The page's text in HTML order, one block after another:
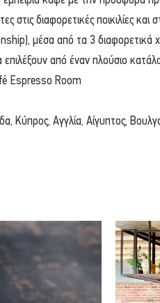
στις διαφορετικές ποικιλίες
μέσα από τα 3 διαφορετικά
από έναν πλούσιο
Espresso Room
Κύπρος, Αγγλία, Αίγυπτος,